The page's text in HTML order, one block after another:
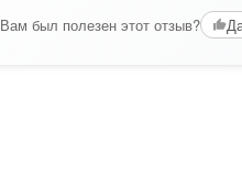
Вам был полезен этот отзыв?